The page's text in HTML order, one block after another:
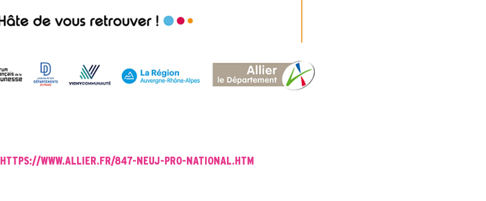
HTTPS://WWW.ALLIER.FR/847-NEUJ-PRO-NATIONAL.HTM